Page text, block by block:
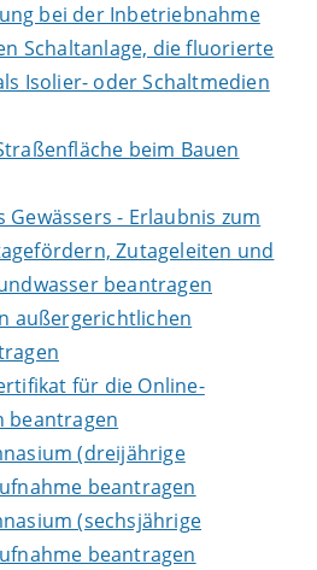
bei der Inbetriebnahme
Schaltanlage, die fluorierte
Isolier- oder Schaltmedien
beim Bauen
Gewässers - Erlaubnis zum
Zutageleiten und
beantragen
außergerichtlichen
für die Online-
beantragen
(dreijährige
beantragen
(sechsjährige
beantragen